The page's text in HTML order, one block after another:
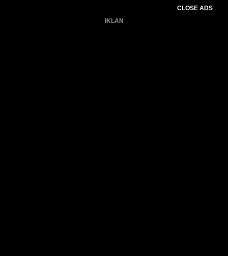
CLOSE ADS
IKLAN